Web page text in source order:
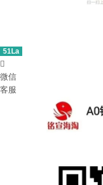
51La

微信
客服